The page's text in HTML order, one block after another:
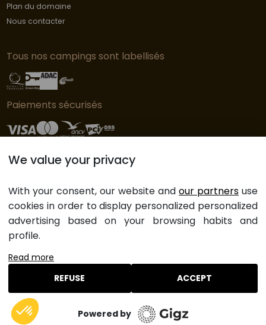
Réserver un séjour dans ce camping
Plan du domaine
Nous contacter
Tous nos campings sont labellisés
Paiements sécurisés
© Copyright L'Orangerie de Lanniron - 2023
Mentions légales
CGV
Plan du site
We value your privacy
With your consent, our website and our partners use
cookies in order to display personalized personalized
advertising based on your browsing habits and
profile.
Read more
REFUSE
ACCEPT
Powered by